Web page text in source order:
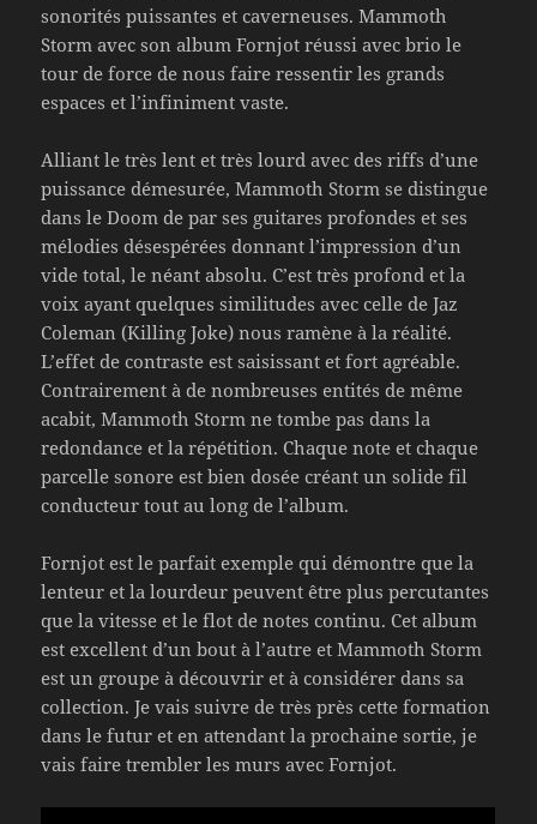
sonorités puissantes et caverneuses. Mammoth
Storm avec son album Fornjot réussi avec brio le
tour de force de nous faire ressentir les grands
espaces et l’infiniment vaste.
Alliant le très lent et très lourd avec des riffs d’une
puissance démesurée, Mammoth Storm se distingue
dans le Doom de par ses guitares profondes et ses
mélodies désespérées donnant l’impression d’un
vide total, le néant absolu. C’est très profond et la
voix ayant quelques similitudes avec celle de Jaz
Coleman (Killing Joke) nous ramène à la réalité.
L’effet de contraste est saisissant et fort agréable.
Contrairement à de nombreuses entités de même
acabit, Mammoth Storm ne tombe pas dans la
redondance et la répétition. Chaque note et chaque
parcelle sonore est bien dosée créant un solide fil
conducteur tout au long de l’album.
Fornjot est le parfait exemple qui démontre que la
lenteur et la lourdeur peuvent être plus percutantes
que la vitesse et le flot de notes continu. Cet album
est excellent d’un bout à l’autre et Mammoth Storm
est un groupe à découvrir et à considérer dans sa
collection. Je vais suivre de très près cette formation
dans le futur et en attendant la prochaine sortie, je
vais faire trembler les murs avec Fornjot.